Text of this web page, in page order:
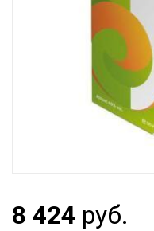
8 424 руб.